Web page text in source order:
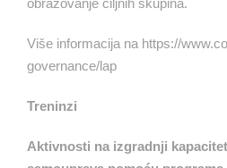
Više informacija na https://
governance/lap
Treninzi
Aktivnosti na izgradnji